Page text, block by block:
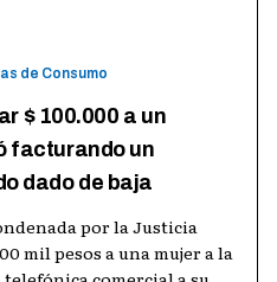
de Consumo
$ 100.000 a un
facturando un
dado de baja
por la Justicia
mil pesos a una mujer a la